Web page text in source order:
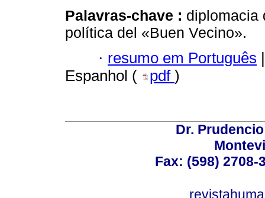
Palavras-chave : diplomacia
política del «Buen Vecino».
· resumo em Português |
Espanhol (
pdf )
Dr.
Fax: (598) 2708-